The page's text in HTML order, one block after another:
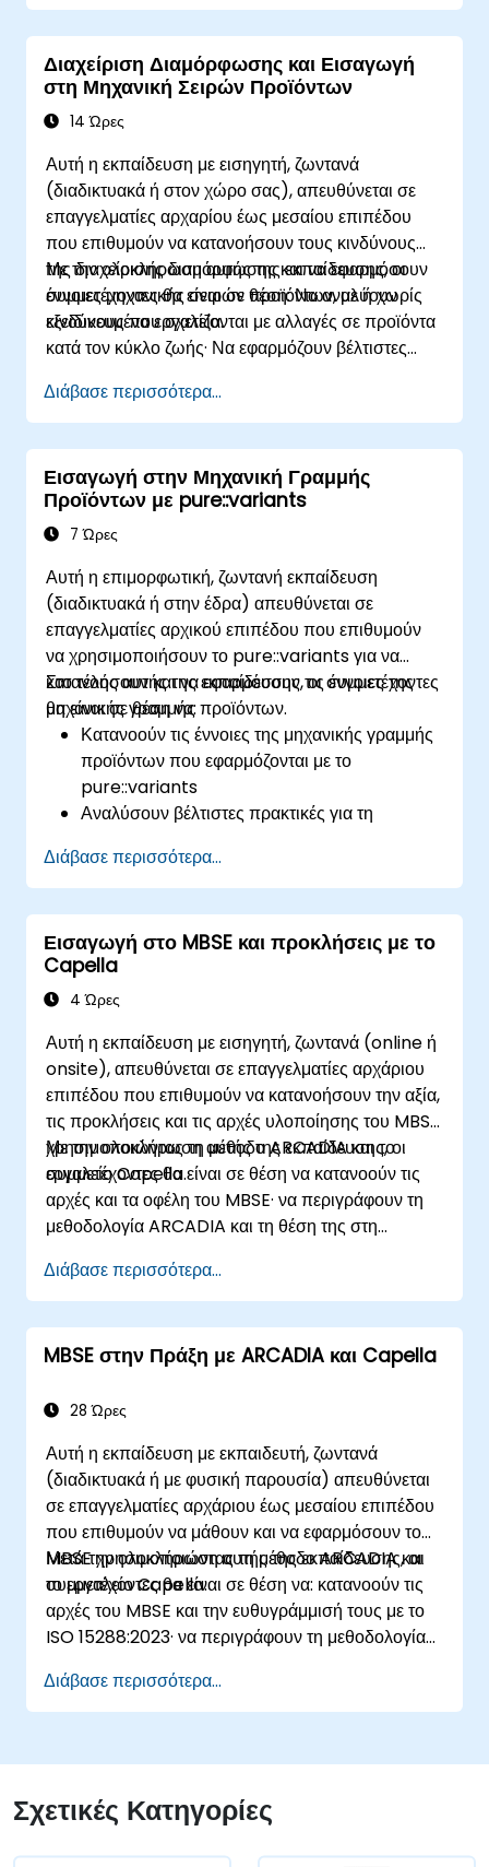
Διαχείριση Διαμόρφωσης και Εισαγωγή
στη Μηχανική Σειρών Προϊόντων
14 Ώρες
Αυτή η εκπαίδευση με εισηγητή, ζωντανά
(διαδικτυακά ή στον χώρο σας), απευθύνεται σε
επαγγελματίες αρχαρίου έως μεσαίου επιπέδου
που επιθυμούν να κατανοήσουν τους κινδύνους
της διαχείρισης διαμόρφωσης και να εφαρμόσουν
έννοιες μηχανικής σειρών προϊόντων, με ή χωρίς
εξειδικευμένα εργαλεία.
Με την ολοκλήρωση αυτής της εκπαίδευσης, οι
συμμετέχοντες θα είναι σε θέση: Να αναλύουν
κινδύνους που σχετίζονται με αλλαγές σε προϊόντα
κατά τον κύκλο ζωής· Να εφαρμόζουν βέλτιστες
κατανοούν βασικές έννοιες της μηχανικής σειρών
προϊόντων· Να μοντελοποιούν την ποικιλομορφία
και τις σειρές προϊόντων με ή χωρίς εργαλεία· Να
υλοποιούν μια ολοκληρωμένη διαδικασία από τον
ορισμό της ποικιλομορφίας έως την παραγωγή
προϊόντων· καθώς και να αξιολογούν τα οφέλη από
FeatureIDE
Διάβασε περισσότερα...
Εισαγωγή στην Μηχανική Γραμμής
Προϊόντων με pure::variants
7 Ώρες
Αυτή η επιμορφωτική, ζωντανή εκπαίδευση
(διαδικτυακά ή στην έδρα) απευθύνεται σε
επαγγελματίες αρχικού επιπέδου που επιθυμούν
να χρησιμοποιήσουν το pure::variants για να
κατανοήσουν και να εφαρμόσουν τις έννοιες της
μηχανικής γραμμής προϊόντων.
Στο τέλος αυτής της εκπαίδευσης, οι συμμετέχοντες
θα είναι σε θέση να:
Κατανοούν τις έννοιες της μηχανικής γραμμής
προϊόντων που εφαρμόζονται με το
pure::variants
Αναλύσουν βέλτιστες πρακτικές για τη
Εφαρμόσουν μια διαδικασία μεταβλητότητας
από άκρη σε άκρη (από τον ορισμό έως την
στιγμιότυπη ποικιλίας)
Χρησιμοποιήσουν το pure::variants με
συνδέσμους όπως το Microsoft Office
Διάβασε περισσότερα...
Εισαγωγή στο MBSE και προκλήσεις με το
Capella
4 Ώρες
Αυτή η εκπαίδευση με εισηγητή, ζωντανά (online ή
onsite), απευθύνεται σε επαγγελματίες αρχάριου
επιπέδου που επιθυμούν να κατανοήσουν την αξία,
τις προκλήσεις και τις αρχές υλοποίησης του MBSE
χρησιμοποιώντας τη μέθοδο ARCADIA και το
εργαλείο Capella.
Με την ολοκλήρωση αυτής της εκπαίδευσης, οι
συμμετέχοντες θα είναι σε θέση να κατανοούν τις
αρχές και τα οφέλη του MBSE· να περιγράφουν τη
μεθοδολογία ARCADIA και τη θέση της στη
προστιθέμενη αξία του Capella σε σύγκριση με τα
παραδοσιακά εργαλεία που βασίζονται σε έγγραφα·
να αναγνωρίζουν τις επιπτώσεις της υιοθέτησης
του MBSE στις διαδικασίες και πρακτικές
στην ψηφιακή συνέχεια και τη διεπιστημονική
Διάβασε περισσότερα...
MBSE στην Πράξη με ARCADIA και Capella
28 Ώρες
Αυτή η εκπαίδευση με εκπαιδευτή, ζωντανά
(διαδικτυακά ή με φυσική παρουσία) απευθύνεται
σε επαγγελματίες αρχάριου έως μεσαίου επιπέδου
που επιθυμούν να μάθουν και να εφαρμόσουν το
MBSE χρησιμοποιώντας τη μέθοδο ARCADIA και
το εργαλείο Capella.
Μετά την ολοκλήρωση αυτής της εκπαίδευσης, οι
συμμετέχοντες θα είναι σε θέση να: κατανοούν τις
αρχές του MBSE και την ευθυγράμμισή τους με το
ISO 15288:2023· να περιγράφουν τη μεθοδολογία
επίπεδά της· να εφαρμόζουν το ARCADIA από την
επιχειρησιακή ανάγκη έως τη φυσική αρχιτεκτονική·
ανάλυση και διαχείριση μοντέλων συστημάτων· να
εφαρμόζουν βέλτιστες πρακτικές στη
μοντελοποίηση συστημάτων μέσα από μια
Διάβασε περισσότερα...
Σχετικές Κατηγορίες